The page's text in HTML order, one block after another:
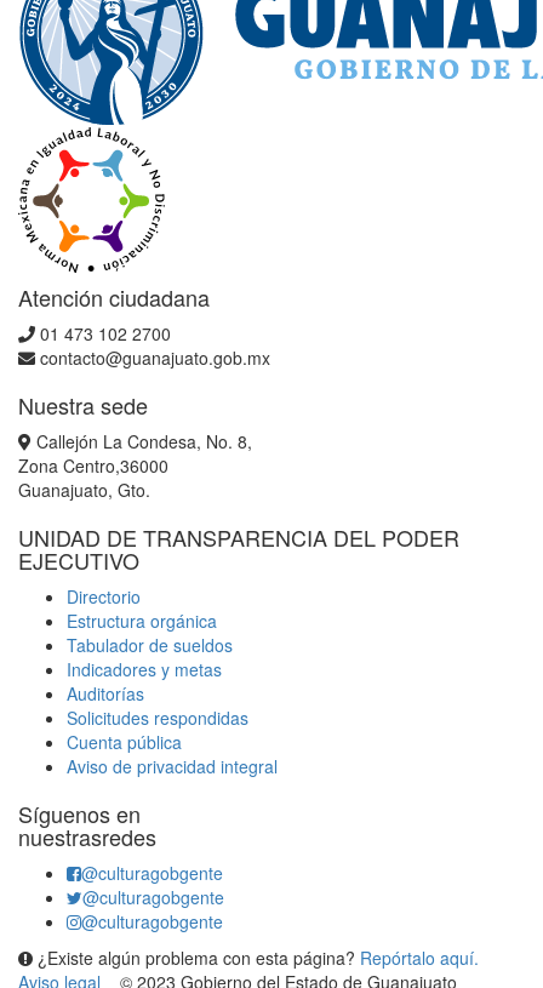
Atención ciudadana
01 473 102 2700
contacto@guanajuato.gob.mx
Nuestra sede
Callejón La Condesa, No. 8,
Zona Centro,36000
Guanajuato, Gto.
UNIDAD DE TRANSPARENCIA DEL PODER
EJECUTIVO
Directorio
Estructura orgánica
Tabulador de sueldos
Indicadores y metas
Auditorías
Solicitudes respondidas
Cuenta pública
Aviso de privacidad integral
Síguenos en
nuestrasredes
@culturagobgente
@culturagobgente
@culturagobgente
¿Existe algún problema con esta página? Repórtalo aquí.
Aviso legal
© 2023 Gobierno del Estado de Guanajuato